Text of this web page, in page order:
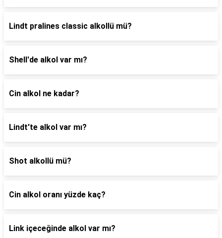
Lindt pralines classic alkollü mü?
Shell'de alkol var mı?
Cin alkol ne kadar?
Lindt'te alkol var mı?
Shot alkollü mü?
Cin alkol oranı yüzde kaç?
Link içeceğinde alkol var mı?